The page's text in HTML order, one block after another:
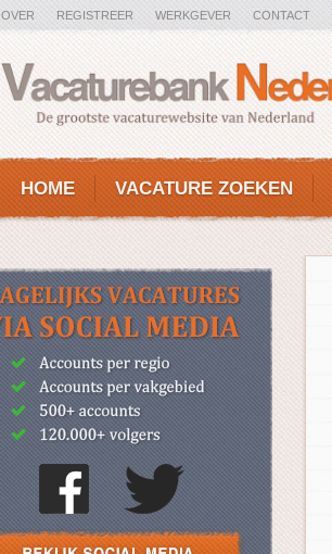
OVER REGISTREER WERKGEVER CONTACT
HOME VACATURE ZOEKEN